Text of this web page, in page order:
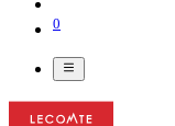
0